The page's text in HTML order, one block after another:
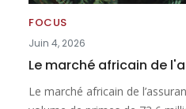
FOCUS
Juin 4, 2026
Le marché africain de
Le marché africain de